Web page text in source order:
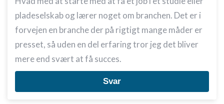
pladeselskab og lærer noget om branchen. Det er i
forvejen en branche der på rigtigt mange måder er
presset, så uden en del erfaring tror jeg det bliver
mere end svært at få succes.
Svar